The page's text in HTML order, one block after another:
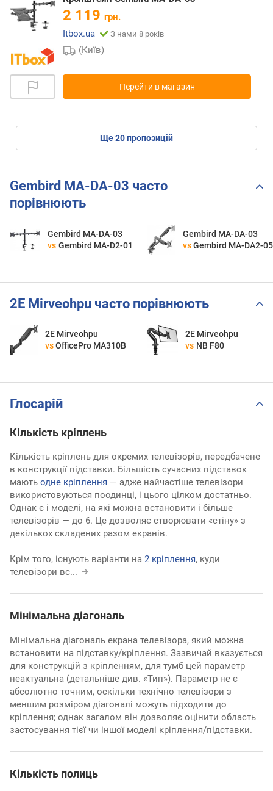
2 119 грн.
Itbox.ua
З нами 8 років
(Київ)
Перейти в магазин
ще20пропозицій
Gembird MA-DA-03 часто
порівнюють
Gembird MA-DA-03
vs Gembird MA-D2-01
Gembird MA-DA-03
vs Gembird MA-DA2-05
2E Mirveohpu часто порівнюють
2E Mirveohpu
vs OfficePro MA310B
2E Mirveohpu
vs NB F80
Глосарій
Кількість кріплень
Кількість кріплень для окремих телевізорів, передбачене
в конструкції підставки. Більшість сучасних підставок
мають одне кріплення — адже найчастіше телевізори
використовуються поодинці, і цього цілком достатньо.
Однак є і моделі, на які можна встановити і більше
телевізорів — до 6. Це дозволяє створювати «стіну» з
декількох складених разом екранів.
Крім того, існують варіанти на 2 кріплення, куди
телевізори вс...
Мінімальна діагональ
Мінімальна діагональ екрана телевізора, який можна
встановити на підставку/кріплення. Зазвичай вказується
для конструкцій з кріпленням, для тумб цей параметр
неактуальна (детальніше див. «Тип»). Параметр не є
абсолютно точним, оскільки технічно телевізори з
меншим розміром діагоналі можуть підходити до
кріплення; однак загалом він дозволяє оцінити область
застосування тієї чи іншої моделі кріплення/підставки.
Кількість полиць